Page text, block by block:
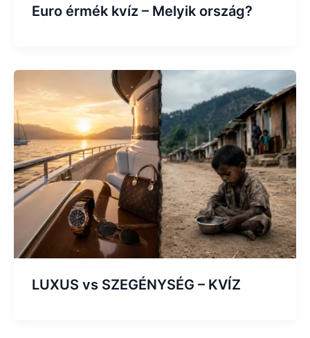
Euro érmék kvíz – Melyik ország?
LUXUS vs SZEGÉNYSÉG – KVÍZ